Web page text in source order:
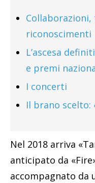
riconoscimenti
L’ascesa
e premi
I concerti
Il brano scelto:
Nel 2018 arriva
anticipato da
accompagnato da